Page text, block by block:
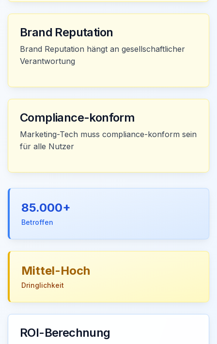
Brand Reputation
Brand Reputation hängt an gesellschaftlicher
Verantwortung
Compliance-konform
Marketing-Tech muss compliance-konform sein
für alle Nutzer
85.000+
Betroffen
Mittel-Hoch
Dringlichkeit
ROI-Berechnung